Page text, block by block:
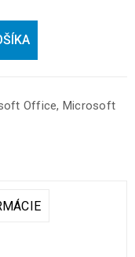
Office, Microsoft